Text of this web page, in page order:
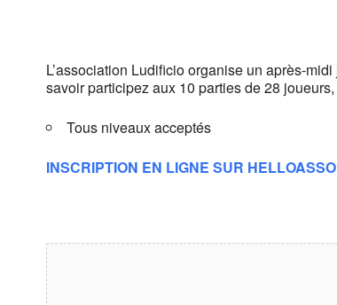
L’association Ludificio organise un après-
savoir participez aux 10 parties de 28
Tous niveaux acceptés
INSCRIPTION EN LIGNE SUR